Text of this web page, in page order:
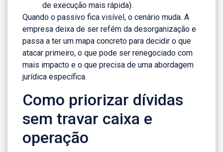
de execução mais rápida).
Quando o passivo fica visível, o cenário muda. A
empresa deixa de ser refém da desorganização e
passa a ter um mapa concreto para decidir o que
atacar primeiro, o que pode ser renegociado com
mais impacto e o que precisa de uma abordagem
jurídica específica.
Como priorizar dívidas
sem travar caixa e
operação